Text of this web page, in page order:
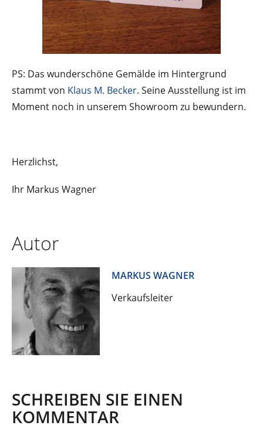
PS: Das wunderschöne Gemälde im Hintergrund
stammt von Klaus M. Becker. Seine Ausstellung ist im
Moment noch in unserem Showroom zu bewundern.
Herzlichst,
Ihr Markus Wagner
Autor
MARKUS WAGNER
Verkaufsleiter
SCHREIBEN SIE EINEN
KOMMENTAR